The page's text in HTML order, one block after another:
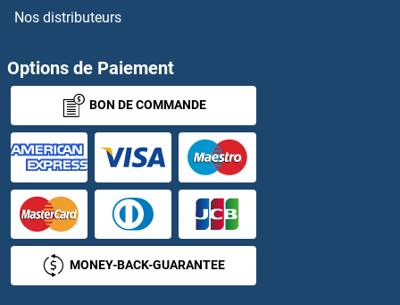
C4orf46 Anticorps
C4orf49 Anticorps
C4orf6 Anticorps
C5 Anticorps
C5A Anticorps
C5AR1 Anticorps
C5b-9 Anticorps
Nos distributeurs
Options de Paiement
BON DE COMMANDE
MONEY-BACK-GUARANTEE